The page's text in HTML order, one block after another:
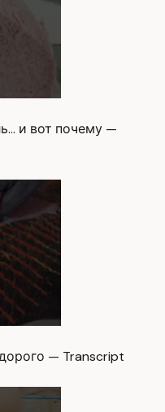
и вот почему —
— Transcript